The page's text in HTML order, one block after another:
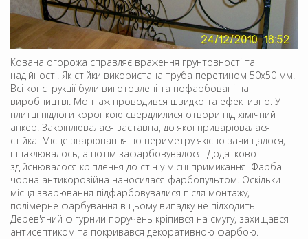
Кована огорожа справляє враження ґрунтовності та
надійності. Як стійки використана труба перетином 50х50 мм.
Всі конструкції були виготовлені та пофарбовані на
виробництві. Монтаж проводився швидко та ефективно. У
плитці підлоги коронкою свердлилися отвори під хімічний
анкер. Закріплювалася заставна, до якої приварювалася
стійка. Місце зварювання по периметру якісно зачищалося,
шпаклювалось, а потім зафарбовувалося. Додатково
здійснювалося кріплення до стін у місці примикання. Фарба
чорна антикорозійна наносилася фарбопультом. Оскільки
місця зварювання підфарбовувалися після монтажу,
полімерне фарбування в цьому випадку не підходить.
Дерев'яний фігурний поручень кріпився на смугу, захищався
антисептиком та покривався декоративною фарбою.